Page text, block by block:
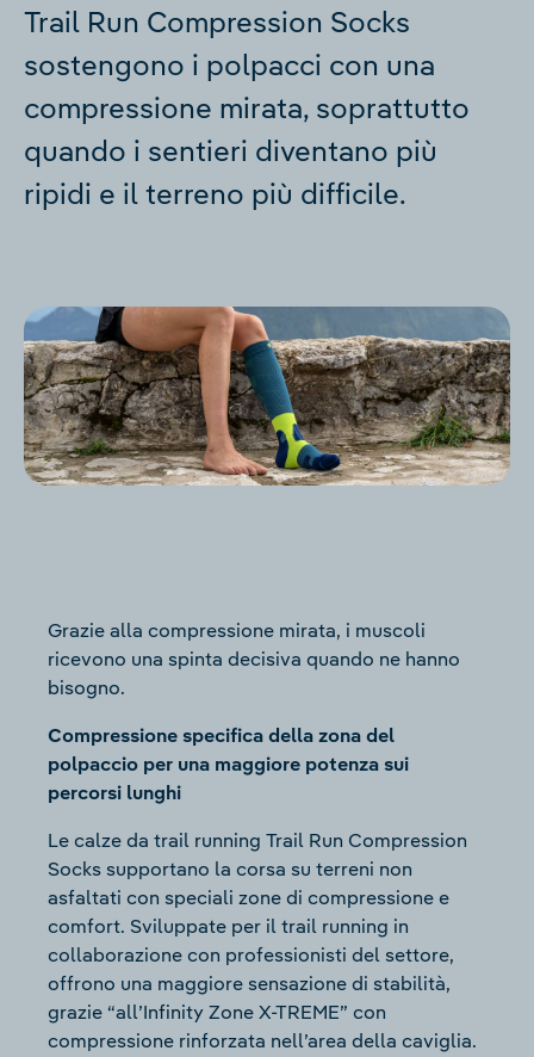
Trail Run Compression Socks
sostengono i polpacci con una
compressione mirata, soprattutto
quando i sentieri diventano più
ripidi e il terreno più difficile.
Grazie alla compressione mirata, i muscoli
ricevono una spinta decisiva quando ne hanno
bisogno.
Compressione specifica della zona del
polpaccio per una maggiore potenza sui
percorsi lunghi
Le calze da trail running Trail Run Compression
Socks supportano la corsa su terreni non
asfaltati con speciali zone di compressione e
comfort. Sviluppate per il trail running in
collaborazione con professionisti del settore,
offrono una maggiore sensazione di stabilità,
grazie “all’Infinity Zone X-TREME” con
compressione rinforzata nell’area della caviglia.